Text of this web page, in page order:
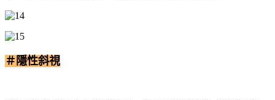
＃隱性斜視